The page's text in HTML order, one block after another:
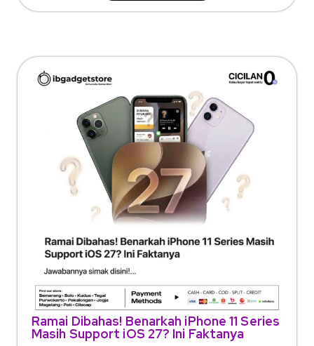
Ramai Dibahas! Benarkah iPhone 11 Series
Masih Support iOS 27? Ini Faktanya